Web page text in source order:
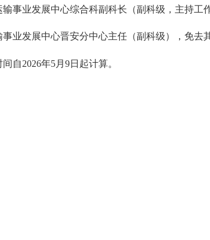
事业发展中心综合科副科长（副科级，主持
业发展中心晋安分中心主任（副科级），免去
自2026年5月9日起计算。